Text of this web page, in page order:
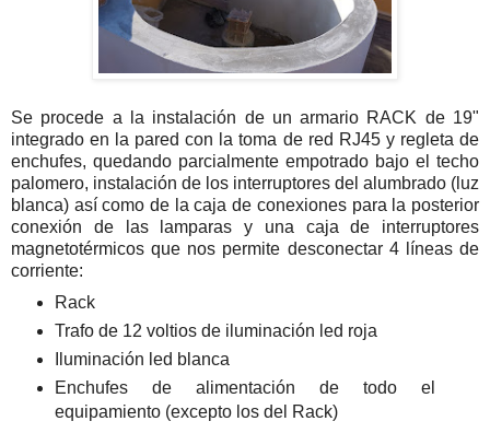
Se procede a la instalación de un armario RACK de 19"
integrado en la pared con la toma de red RJ45 y regleta de
enchufes, quedando parcialmente empotrado bajo el techo
palomero, instalación de los interruptores del alumbrado (luz
blanca) así como de la caja de conexiones para la posterior
conexión de las lamparas y una caja de interruptores
magnetotérmicos que nos permite desconectar 4 líneas de
corriente:
Rack
Trafo de 12 voltios de iluminación led roja
Iluminación led blanca
Enchufes de alimentación de todo el
equipamiento (excepto los del Rack)